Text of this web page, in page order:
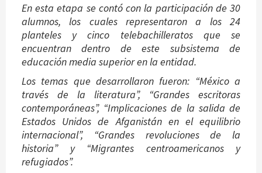
En esta etapa se contó con la participación de 30
alumnos, los cuales representaron a los 24
planteles y cinco telebachilleratos que se
encuentran dentro de este subsistema de
educación media superior en la entidad.
Los temas que desarrollaron fueron: “México a
través de la literatura”, “Grandes escritoras
contemporáneas”, “Implicaciones de la salida de
Estados Unidos de Afganistán en el equilibrio
internacional”, “Grandes revoluciones de la
historia” y “Migrantes centroamericanos y
refugiados”.